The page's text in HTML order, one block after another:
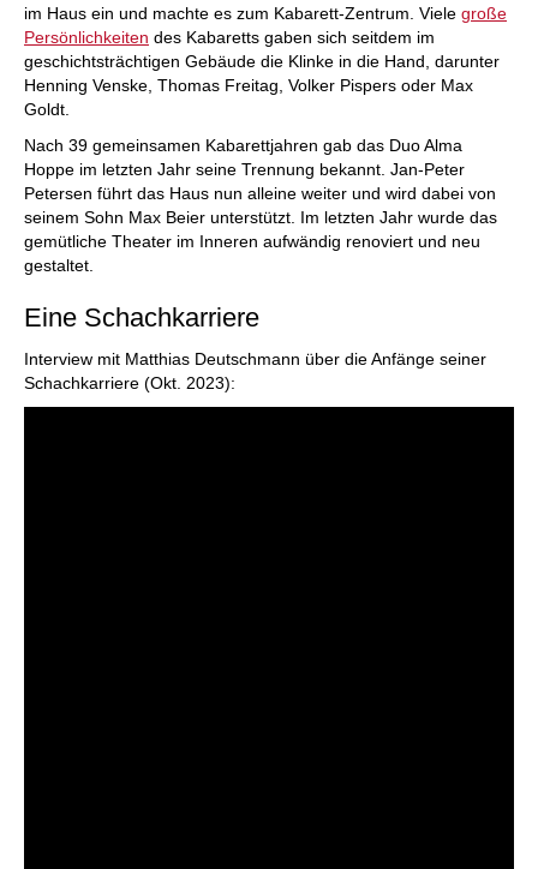
im Haus ein und machte es zum Kabarett-Zentrum. Viele große
Persönlichkeiten des Kabaretts gaben sich seitdem im
geschichtsträchtigen Gebäude die Klinke in die Hand, darunter
Henning Venske, Thomas Freitag, Volker Pispers oder Max
Goldt.
Nach 39 gemeinsamen Kabarettjahren gab das Duo Alma
Hoppe im letzten Jahr seine Trennung bekannt. Jan-Peter
Petersen führt das Haus nun alleine weiter und wird dabei von
seinem Sohn Max Beier unterstützt. Im letzten Jahr wurde das
gemütliche Theater im Inneren aufwändig renoviert und neu
gestaltet.
Eine Schachkarriere
Interview mit Matthias Deutschmann über die Anfänge seiner
Schachkarriere (Okt. 2023):